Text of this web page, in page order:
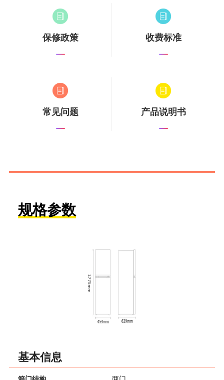
保修政策 收费标准
常见问题 产品说明书
规格参数
基本信息